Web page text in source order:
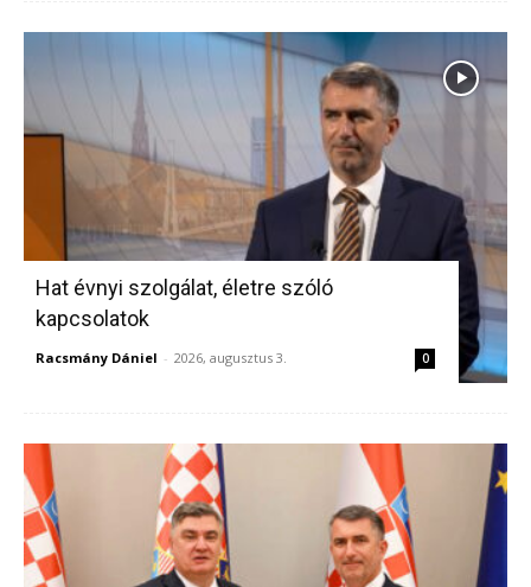
Hat évnyi szolgálat, életre szóló
kapcsolatok
Racsmány Dániel - 2026, augusztus 3. 0